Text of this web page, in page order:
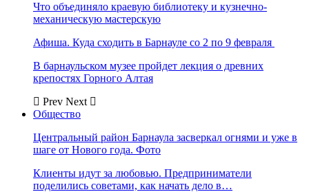
Что объединяло краевую библиотеку и кузнечно-
механическую мастерскую
Афиша. Куда сходить в Барнауле со 2 по 9 февраля
В барнаульском музее пройдет лекция о древних
крепостях Горного Алтая
Prev Next
Общество
Центральный район Барнаула засверкал огнями и уже в
шаге от Нового года. Фото
Клиенты идут за любовью. Предприниматели
поделились советами, как начать дело в…